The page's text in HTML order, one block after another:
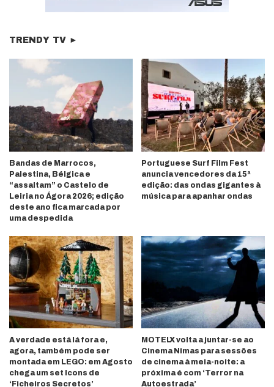
TRENDY TV ►
Bandas de Marrocos,
Palestina, Bélgica e
“assaltam” o Castelo de
Leiria no Ágora 2026; edição
deste ano fica marcada por
uma despedida
Portuguese Surf Film Fest
anuncia vencedores da 15ª
edição: das ondas gigantes à
música para apanhar ondas
A verdade está lá fora e,
agora, também pode ser
montada em LEGO: em Agosto
chega um set Icons de
‘Ficheiros Secretos’
MOTELX volta a juntar-se ao
Cinema Nimas para sessões
de cinema à meia-noite: a
próxima é com ‘Terror na
Autoestrada’